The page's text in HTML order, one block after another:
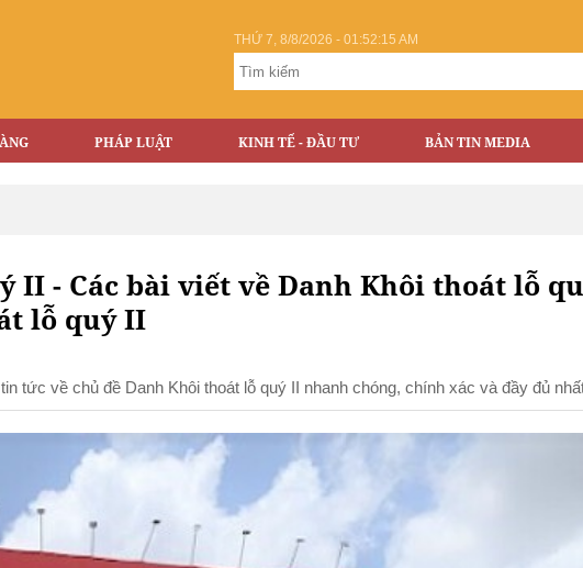
THỨ 7, 8/8/2026 - 01:52:15 AM
PHÁP LUẬT KINH TẾ - ĐẦU TƯ BẢN TIN MEDIA
II - Các bài viết về Danh Khôi thoát lỗ
lỗ quý II
tức về chủ đề Danh Khôi thoát lỗ quý II nhanh chóng, chính xác và đầy đủ